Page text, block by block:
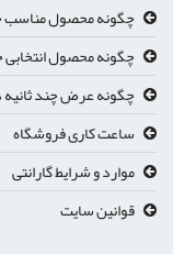
چگونه محصول مناسب خود
چگونه محصول انتخابی
چگونه عرض چند ثانیه در
ساعت کاری فروشگاه
موارد و شرایط گارانتی
قوانین سایت